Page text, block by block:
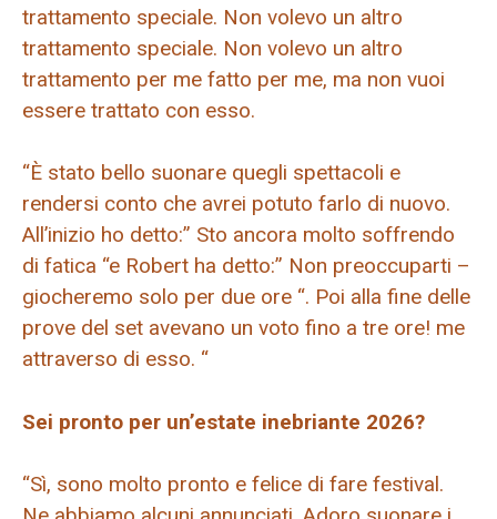
trattamento speciale. Non volevo un altro
trattamento speciale. Non volevo un altro
trattamento per me fatto per me, ma non vuoi
essere trattato con esso.
“È stato bello suonare quegli spettacoli e
rendersi conto che avrei potuto farlo di nuovo.
All’inizio ho detto:” Sto ancora molto soffrendo
di fatica “e Robert ha detto:” Non preoccuparti –
giocheremo solo per due ore “. Poi alla fine delle
prove del set avevano un voto fino a tre ore! me
attraverso di esso. “
Sei pronto per un’estate inebriante 2026?
“Sì, sono molto pronto e felice di fare festival.